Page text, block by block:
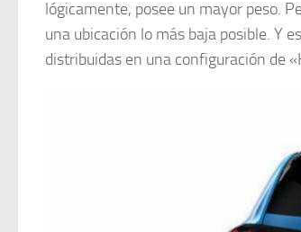
lógicamente, posee un mayor peso.
una ubicación lo más baja posible. Y
distribuidas en una configuración de